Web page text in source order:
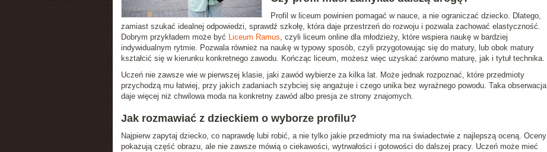
Profil w liceum powinien pomagać w nauce, a nie ograniczać dziecko. Dlatego,
zamiast szukać idealnej odpowiedzi, sprawdź szkołę, która daje przestrzeń do rozwoju i pozwala zachować elastyczność.
Dobrym przykładem może być Liceum Ramus, czyli liceum online dla młodzieży, które wspiera naukę w bardziej
indywidualnym rytmie. Pozwala również na naukę w typowy sposób, czyli przygotowując się do matury, lub obok matury
kształcić się w kierunku konkretnego zawodu. Kończąc liceum, możesz więc uzyskać zarówno maturę, jak i tytuł technika.
Uczeń nie zawsze wie w pierwszej klasie, jaki zawód wybierze za kilka lat. Może jednak rozpoznać, które przedmioty
przychodzą mu łatwiej, przy jakich zadaniach szybciej się angażuje i czego unika bez wyraźnego powodu. Taka obserwacja
daje więcej niż chwilowa moda na konkretny zawód albo presja ze strony znajomych.
Jak rozmawiać z dzieckiem o wyborze profilu?
Najpierw zapytaj dziecko, co naprawdę lubi robić, a nie tylko jakie przedmioty ma na świadectwie z najlepszą oceną. Oceny
pokazują część obrazu, ale nie zawsze mówią o ciekawości, wytrwałości i gotowości do dalszej pracy. Uczeń może mieć